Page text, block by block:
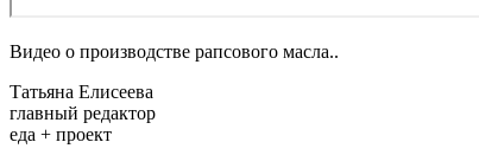
Видео о производстве рапсового масла..
Татьяна Елисеева
главный редактор
еда + проект